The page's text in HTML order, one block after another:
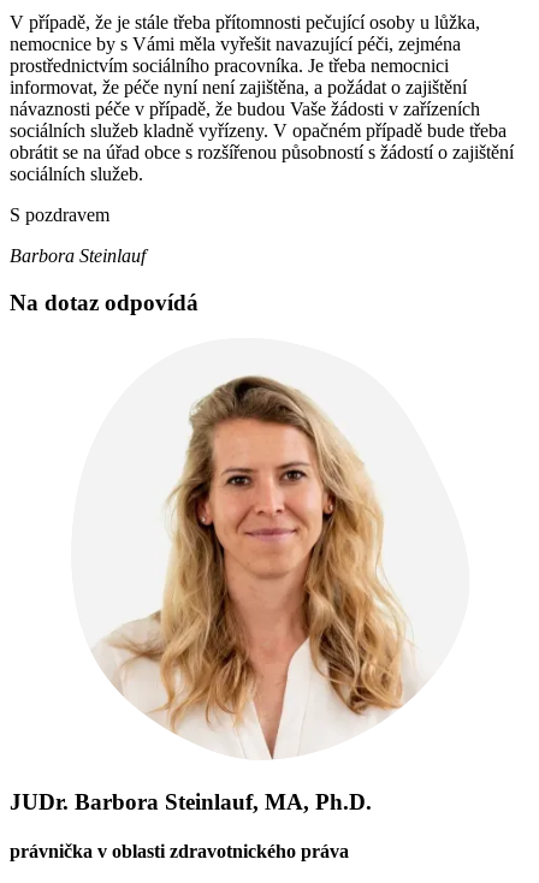
V případě, že je stále třeba přítomnosti pečující osoby u lůžka,
nemocnice by s Vámi měla vyřešit navazující péči, zejména
prostřednictvím sociálního pracovníka. Je třeba nemocnici
informovat, že péče nyní není zajištěna, a požádat o zajištění
návaznosti péče v případě, že budou Vaše žádosti v zařízeních
sociálních služeb kladně vyřízeny. V opačném případě bude třeba
obrátit se na úřad obce s rozšířenou působností s žádostí o zajištění
sociálních služeb.
S pozdravem
Barbora Steinlauf
Na dotaz odpovídá
JUDr. Barbora Steinlauf, MA, Ph.D.
právnička v oblasti zdravotnického práva